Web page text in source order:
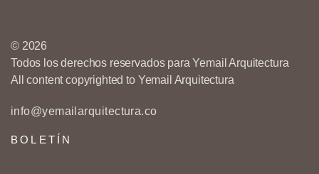
© 2026
Todos los derechos reservados para Yemail Arquitectura
All content copyrighted to Yemail Arquitectura
info@yemailarquitectura.co
BOLETÍN